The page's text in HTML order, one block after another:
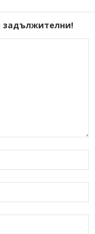
задължителни!